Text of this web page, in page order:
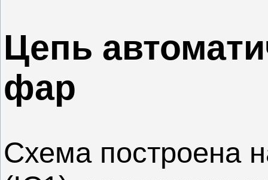
Цепь
фар
Схема построена